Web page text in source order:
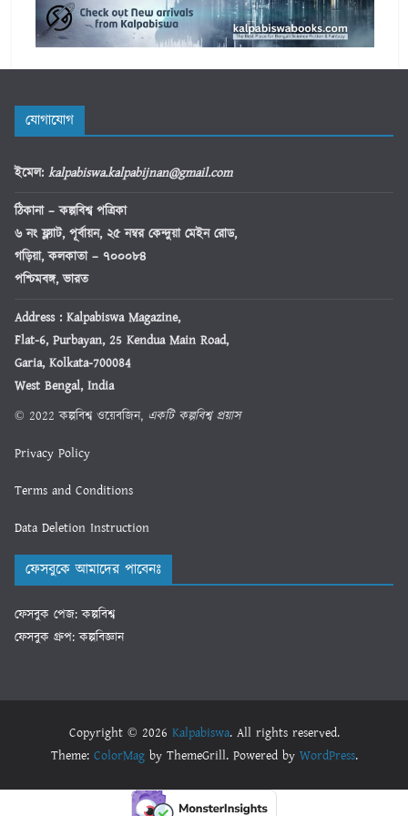
যোগাযোগ
ইমেল: kalpabiswa.kalpabijnan@gmail.com
ঠিকানা– কল্পবিশ্ব পত্রিকা
৬ নং ফ্ল্যাট, পূর্বায়ন, ২৫ নম্বর কেন্দুয়া মেইন রোড,
গড়িয়া, কলকাতা – ৭০০০৮৪
পশ্চিমবঙ্গ, ভারত
Address : Kalpabiswa Magazine,
Flat-6, Purbayan, 25 Kendua Main Road,
Garia, Kolkata-700084
West Bengal, India
© 2022 কল্পবিশ্ব ওয়েবজিন, একটি কল্পবিশ্ব প্রয়াস
Privacy Policy
Terms and Conditions
Data Deletion Instruction
ফেসবুকে আমাদের পাবেনঃ
ফেসবুক পেজ: কল্পবিশ্ব
ফেসবুক গ্রুপ: কল্পবিজ্ঞান
Copyright © 2026 Kalpabiswa. All rights reserved.
Theme: ColorMagby ThemeGrill. Powered by WordPress.